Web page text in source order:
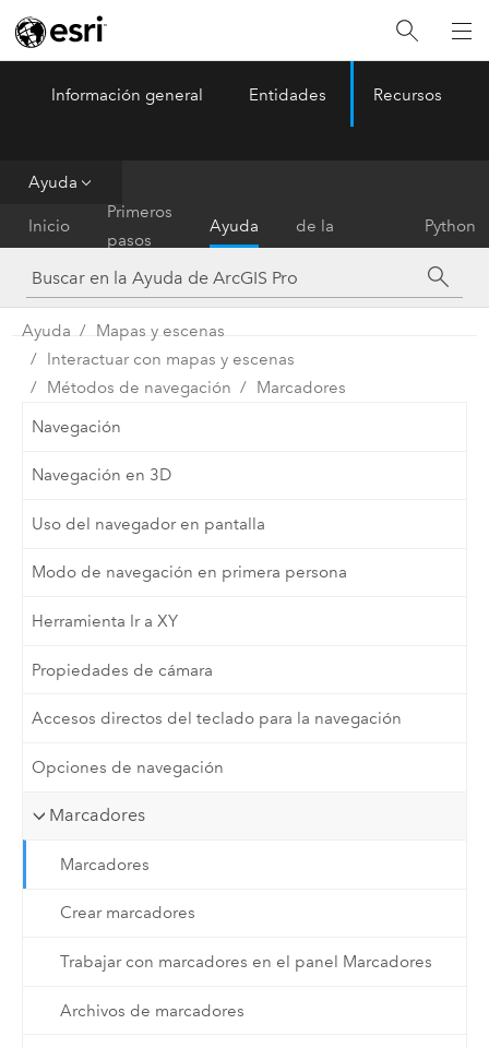
ArcGIS Pro Menu
Información general Entidades Recursos
Ayuda
Inicio
Primeros
pasos
Ayuda
de la
herramienta
Python
Ayuda
Mapas y escenas
Interactuar con mapas y escenas
Métodos de navegación
Marcadores
Navegación
Navegación en 3D
Uso del navegador en pantalla
Modo de navegación en primera persona
Herramienta Ir a XY
Propiedades de cámara
Accesos directos del teclado para la navegación
Opciones de navegación
Marcadores
Marcadores
Crear marcadores
Trabajar con marcadores en el panel Marcadores
Archivos de marcadores